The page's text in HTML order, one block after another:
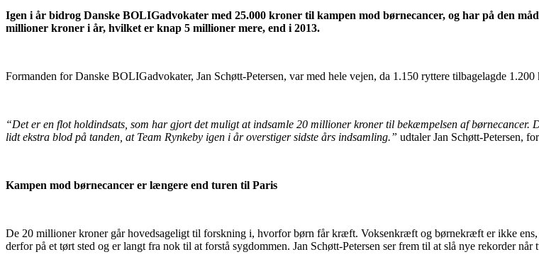
Igen i år bidrog Danske BOLIGadvokater med 25.000 kroner til kampen mod børnecancer, og har på den
millioner kroner i år, hvilket er knap 5 millioner mere, end i 2013.
Formanden for Danske BOLIGadvokater, Jan Schøtt-Petersen, var med hele vejen, da 1.150 ryttere tilbagelagde
“Det er en flot holdindsats, som har gjort det muligt at indsamle 20 millioner kroner til bekæmpelsen af
lidt ekstra blod på tanden, at Team Rynkeby igen i år overstiger sidste års indsamling.” udtaler Jan Schøtt-Petersen,
Kampen mod børnecancer er længere end turen til Paris
De 20 millioner kroner går hovedsageligt til forskning i, hvorfor børn får kræft. Voksenkræft og børnekræft er ikke
derfor på et tørt sted og er langt fra nok til at forstå sygdommen. Jan Schøtt-Petersen ser frem til at slå nye rekorder